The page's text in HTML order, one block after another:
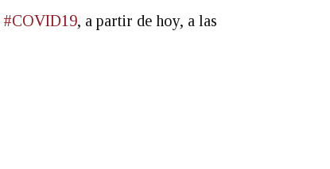
#COVID19, a partir de hoy, a las